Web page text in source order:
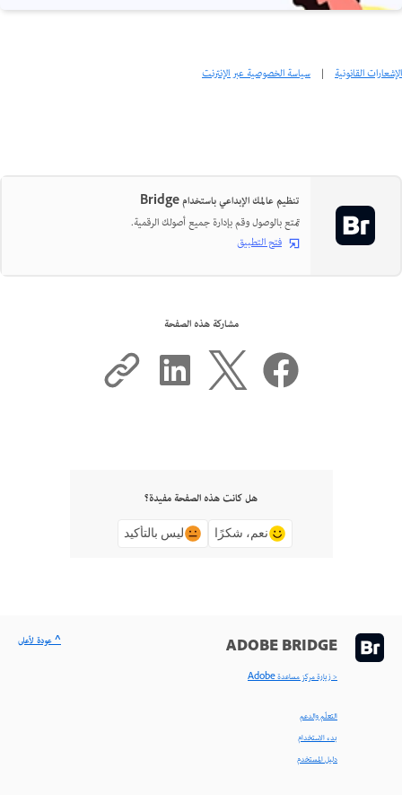
الإشعارات القانونية | سياسة الخصوصية عبر الإنترنت
تنظيم عالمك الإبداعي باستخدام Bridge
تمتع بالوصول وقم بإدارة جميع أصولك الرقمية.
فتح التطبيق
مشاركة هذه الصفحة
هل كانت هذه الصفحة مفيدة؟
نعم، شكرًا ليس بالتأكيد
ADOBE BRIDGE
< زيارة مركز مساعدة Adobe
التعلّم والدعم
بدء الاستخدام
دليل المستخدم
^ عودة لأعلى